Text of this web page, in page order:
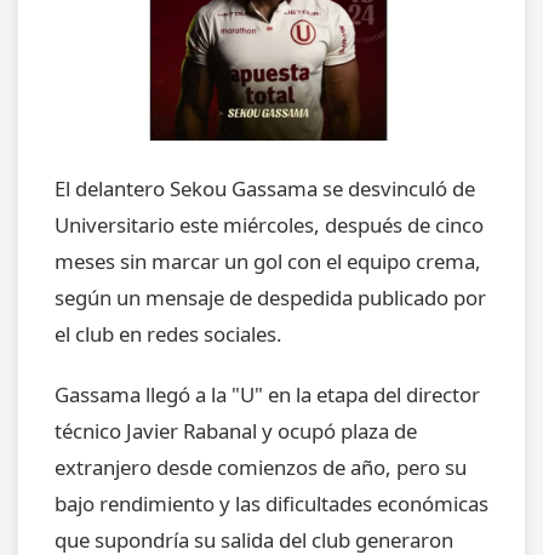
El delantero Sekou Gassama se desvinculó de
Universitario este miércoles, después de cinco
meses sin marcar un gol con el equipo crema,
según un mensaje de despedida publicado por
el club en redes sociales.
Gassama llegó a la "U" en la etapa del director
técnico Javier Rabanal y ocupó plaza de
extranjero desde comienzos de año, pero su
bajo rendimiento y las dificultades económicas
que supondría su salida del club generaron